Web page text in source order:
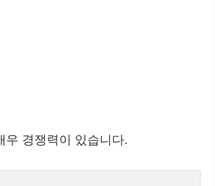
우 경쟁력이 있습니다.